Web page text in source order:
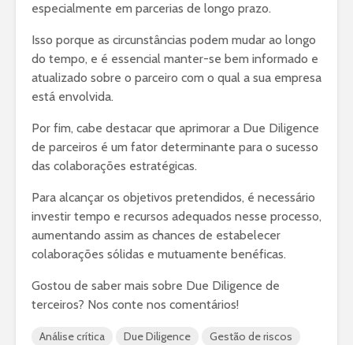
especialmente em parcerias de longo prazo.
Isso porque as circunstâncias podem mudar ao longo
do tempo, e é essencial manter-se bem informado e
atualizado sobre o parceiro com o qual a sua empresa
está envolvida.
Por fim, cabe destacar que aprimorar a Due Diligence
de parceiros é um fator determinante para o sucesso
das colaborações estratégicas.
Para alcançar os objetivos pretendidos, é necessário
investir tempo e recursos adequados nesse processo,
aumentando assim as chances de estabelecer
colaborações sólidas e mutuamente benéficas.
Gostou de saber mais sobre Due Diligence de
terceiros? Nos conte nos comentários!
Análise crítica Due Diligence
Gestão de riscos